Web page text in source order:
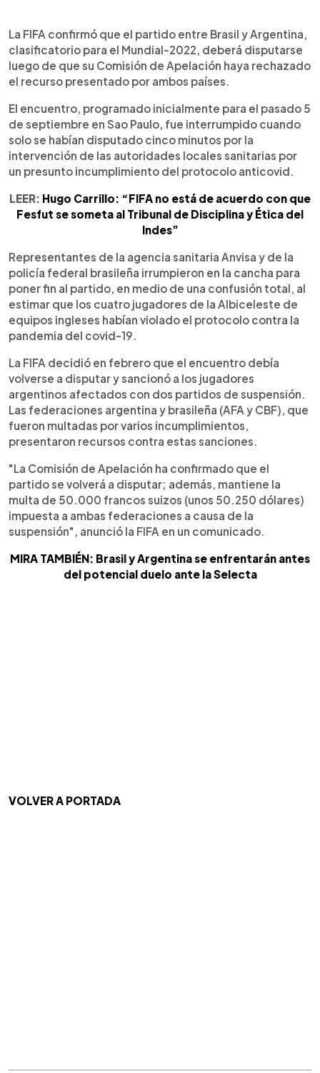
► Escuchar artículo
La FIFA confirmó que el partido entre Brasil y Argentina,
clasificatorio para el Mundial-2022, deberá disputarse
luego de que su Comisión de Apelación haya rechazado
el recurso presentado por ambos países.
El encuentro, programado inicialmente para el pasado 5
de septiembre en Sao Paulo, fue interrumpido cuando
solo se habían disputado cinco minutos por la
intervención de las autoridades locales sanitarias por
un presunto incumplimiento del protocolo anticovid.
LEER: Hugo Carrillo: “FIFA no está de acuerdo con que
Fesfut se someta al Tribunal de Disciplina y Ética del
Indes”
Representantes de la agencia sanitaria Anvisa y de la
policía federal brasileña irrumpieron en la cancha para
poner fin al partido, en medio de una confusión total, al
estimar que los cuatro jugadores de la Albiceleste de
equipos ingleses habían violado el protocolo contra la
pandemia del covid-19.
La FIFA decidió en febrero que el encuentro debía
volverse a disputar y sancionó a los jugadores
argentinos afectados con dos partidos de suspensión.
Las federaciones argentina y brasileña (AFA y CBF), que
fueron multadas por varios incumplimientos,
presentaron recursos contra estas sanciones.
"La Comisión de Apelación ha confirmado que el
partido se volverá a disputar; además, mantiene la
multa de 50.000 francos suizos (unos 50.250 dólares)
impuesta a ambas federaciones a causa de la
suspensión", anunció la FIFA en un comunicado.
MIRA TAMBIÉN: Brasil y Argentina se enfrentarán antes
del potencial duelo ante la Selecta
VOLVER A PORTADA